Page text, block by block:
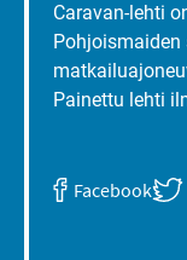
Caravan-lehti
Painettu lehti
Facebook